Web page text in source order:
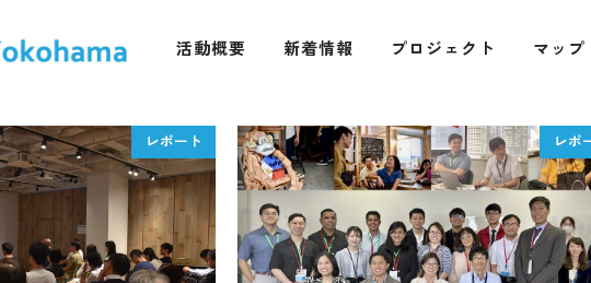
活動概要 新着情報 プロジェクト マップ